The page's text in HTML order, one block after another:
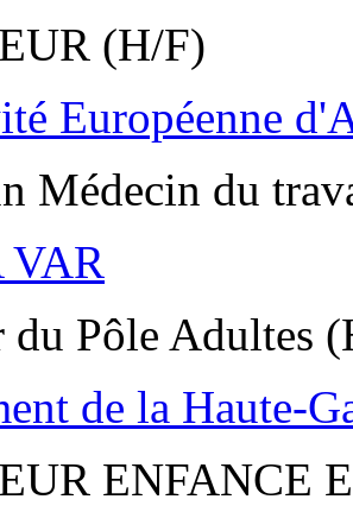
(H/F)
Européenne
Médecin du
VAR
du Pôle Adultes
de la Haute-
ENFANCE